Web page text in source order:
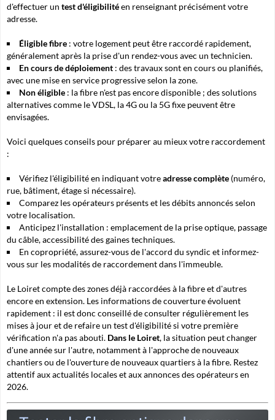
d'effectuer un test d'éligibilitéen renseignant précisément votre
adresse.
Éligible fibre : votre logement peut être raccordé rapidement,
généralement après la prise d'un rendez-vous avec un technicien.
En cours de déploiement : des travaux sont en cours ou planifiés,
avec une mise en service progressive selon la zone.
Non éligible : la fibre n'est pas encore disponible ; des solutions
alternatives comme le VDSL, la 4G ou la 5G fixe peuvent être
envisagées.
Voici quelques conseils pour préparer au mieux votre raccordement
:
Vérifiez l'éligibilité en indiquant votreadresse complète (numéro,
rue, bâtiment, étage si nécessaire).
Comparez les opérateurs présents et lesdébits annoncésselon
votre localisation.
Anticipez l'installation : emplacement de la prise optique, passage
du câble, accessibilité des gaines techniques.
En copropriété, assurez-vous de l'accord du syndic et informez-
vous sur les modalités de raccordement dans l'immeuble.
Le Loiret compte des zones déjà raccordées à la fibre et d'autres
encore en extension. Les informations de couverture évoluent
rapidement : il est donc conseillé de consulter régulièrement les
mises à jour et de refaire un test d'éligibilité si votre première
vérification n'a pas abouti. Dans le Loiret, la situation peut changer
d'une année sur l'autre, notamment à l'approche de nouveaux
chantiers ou de l'ouverture de nouveaux quartiers à la fibre. Restez
attentif aux actualités locales et aux annonces des opérateurs en
2026.